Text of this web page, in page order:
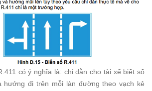
có ý nghĩa là: chỉ dẫn cho tài xế biết số
hướng đi trên mỗi làn đường theo vạch kẻ